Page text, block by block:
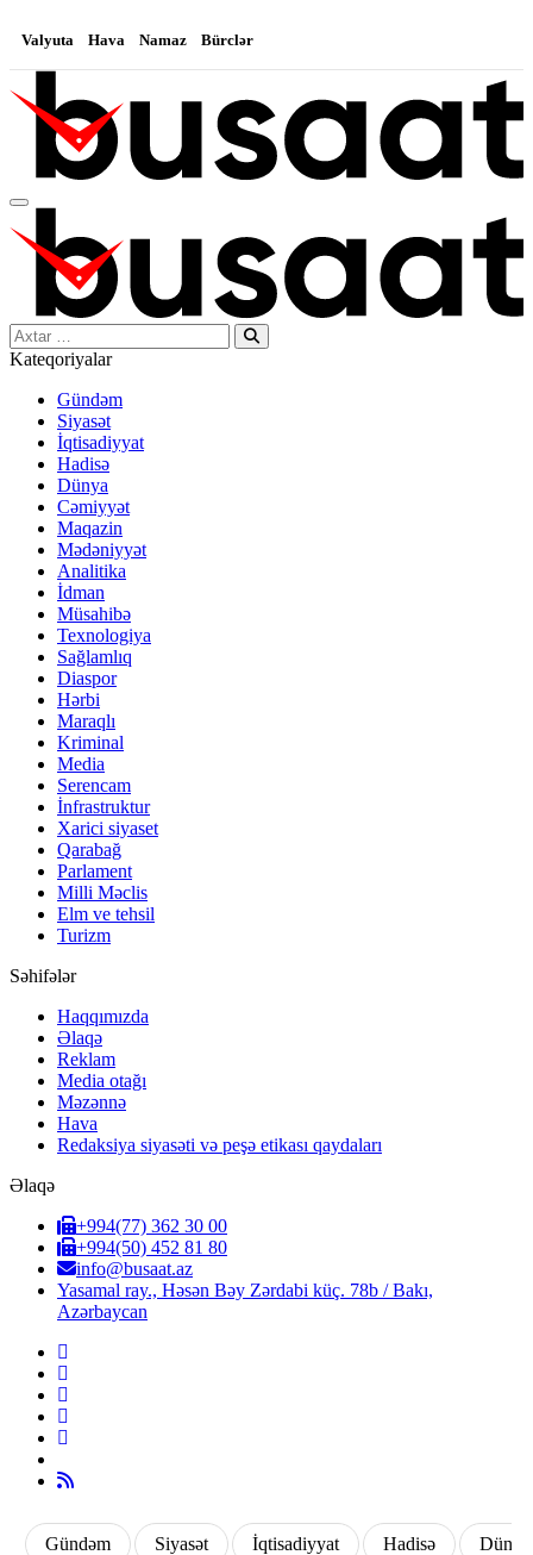
Valyuta Hava Namaz Bürclər
Search…
Kateqoriyalar
Gündəm
Siyasət
İqtisadiyyat
Hadisə
Dünya
Cəmiyyət
Maqazin
Mədəniyyət
Analitika
İdman
Müsahibə
Texnologiya
Sağlamlıq
Diaspor
Hərbi
Maraqlı
Kriminal
Media
Serencam
İnfrastruktur
Xarici siyaset
Qarabağ
Parlament
Milli Məclis
Elm ve tehsil
Turizm
Səhifələr
Haqqımızda
Əlaqə
Reklam
Media otağı
Məzənnə
Hava
Redaksiya siyasəti və peşə etikası qaydaları
Əlaqə
+994(77) 362 30 00
+994(50) 452 81 80
info@busaat.az
Yasamal ray., Həsən Bəy Zərdabi küç. 78b / Bakı,
Azərbaycan
Gündəm Siyasət İqtisadiyyat Hadisə Dünya